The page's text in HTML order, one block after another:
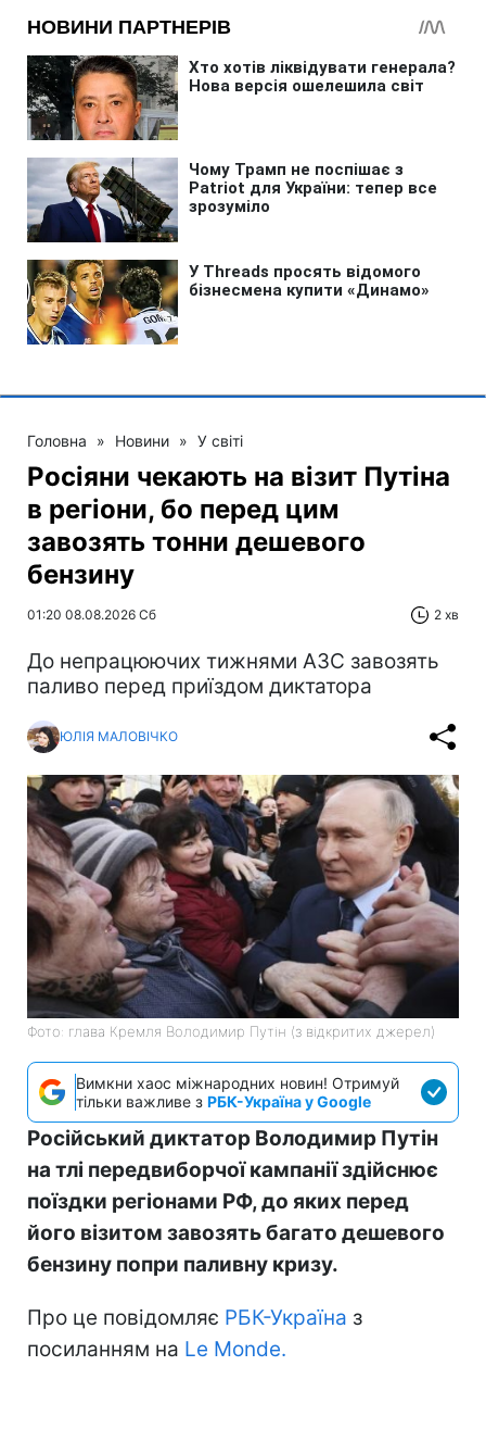
Головна » Новини » У світі
Росіяни чекають на візит Путіна
в регіони, бо перед цим
завозять тонни дешевого
бензину
01:20 08.08.2026 Сб 2 хв
До непрацюючих тижнями АЗС завозять
паливо перед приїздом диктатора
ЮЛІЯ МАЛОВІЧКО
Фото: глава Кремля Володимир Путін (з відкритих джерел)
Вимкни хаос міжнародних новин! Отримуй
тільки важливе з РБК-Україна у Google
Російський диктатор Володимир Путін
на тлі передвиборчої кампанії здійснює
поїздки регіонами РФ, до яких перед
його візитом завозять багато дешевого
бензину попри паливну кризу.
Про це повідомляє РБК-Україна з
посиланням на Le Monde.